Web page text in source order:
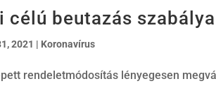
beutazás
2021 | Koronavírus
rendeletmódosítás lényegesen